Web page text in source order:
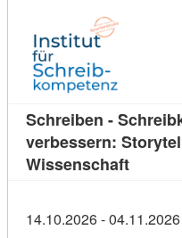
Schreiben -
verbessern:
Wissenschaft
14.10.2026 - 04.11.2026